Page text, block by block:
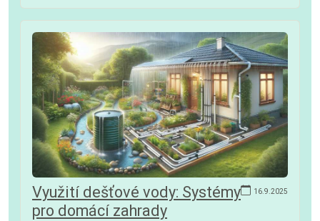
16.9.2025
Využití dešťové vody: Systémy
pro domácí zahrady